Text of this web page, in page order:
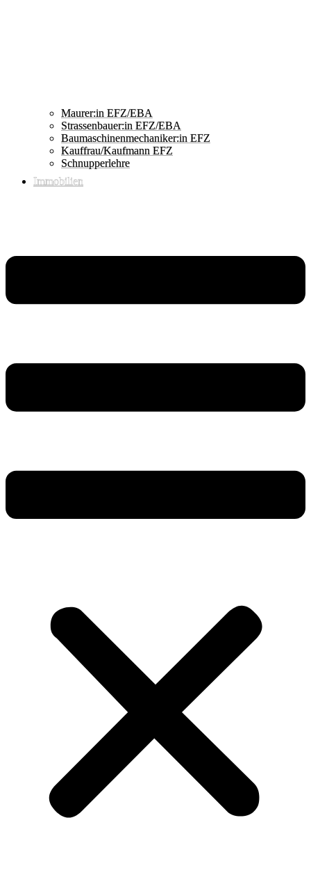
Maurer:in EFZ/EBA
Strassenbauer:in EFZ/EBA
Baumaschinenmechaniker:in EFZ
Kauffrau/Kaufmann EFZ
Schnupperlehre
Immobilien